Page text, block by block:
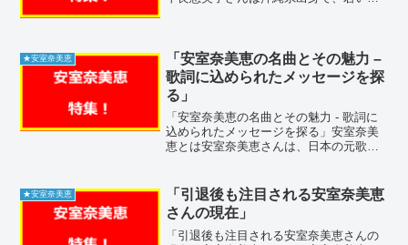
リアを支援しました。彼女...
★安室奈美恵
「安室奈美恵の名曲とその魅力 –
歌詞に込められたメッセージを探
る」
「安室奈美恵の名曲とその魅力 - 歌詞に
込められたメッセージを探る」安室奈美
恵とは安室奈美恵さんは、日本の元歌手
覇市出身です。1992年にグループ
「SUPER M...
★安室奈美恵
「引退後も注目される安室奈美恵
さんの現在」
「引退後も注目される安室奈美恵さんの